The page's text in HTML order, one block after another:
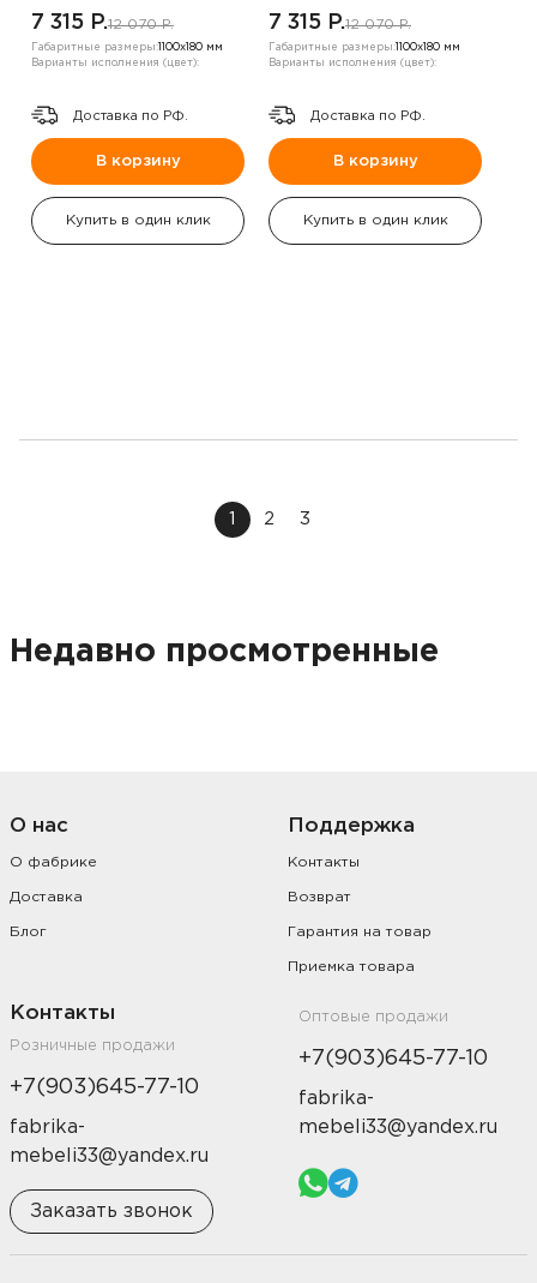
7 315 P.12 070 P.
Габаритные размеры: 1100х180 мм
Варианты исполнения (цвет):
Доставка по РФ.
В корзину
Купить в один клик
7 315 P.12 070 P.
Габаритные размеры: 1100х180 мм
Варианты исполнения (цвет):
Доставка по РФ.
В корзину
Купить в один клик
2 3
Недавно просмотренные
О нас
О фабрике
Доставка
Блог
Поддержка
Контакты
Возврат
Гарантия на товар
Приемка товара
Контакты
Розничные продажи
+7(903)645-77-10
fabrika-
mebeli33@yandex.ru
Заказать звонок
Оптовые продажи
+7(903)645-77-10
fabrika-
mebeli33@yandex.ru